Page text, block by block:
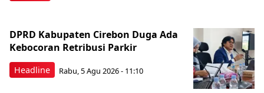
Headline
DPRD Kabupaten Cirebon Duga Ada
Kebocoran Retribusi Parkir
Rabu, 5 Agu 2026 - 11:10